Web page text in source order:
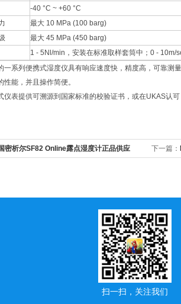
-40 °C ~ +60 °C
最大 10 MPa (100 barg)
最大 45 MPa (450 barg)
1 - 5Nl/min，安装在标准取样套筒中；0 - 10m/
一系列便携式湿度仪具有响应速度快，精度高，可靠测
性能，并且操作简便。
仪表提供可溯源到国家标准的校验证书，或在UKAS认
密析尔SF82 Online露点湿度计正品供应 下一篇：
扫一扫，关注我们